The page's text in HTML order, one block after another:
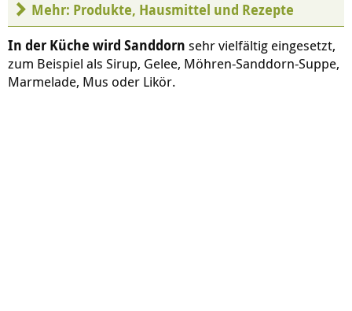
Mehr: Produkte, Hausmittel und Rezepte
In der Küche wird Sanddorn sehr vielfältig eingesetzt,
zum Beispiel als Sirup, Gelee, Möhren-Sanddorn-Suppe,
Marmelade, Mus oder Likör.